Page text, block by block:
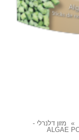
»
מזון דלנרלי -